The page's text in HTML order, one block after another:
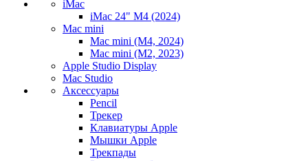
iMac
iMac 24" M4 (2024)
Mac mini
Mac mini (M4, 2024)
Mac mini (M2, 2023)
Apple Studio Display
Mac Studio
Аксессуары
Pencil
Трекер
Клавиатуры Apple
Мышки Apple
Трекпады